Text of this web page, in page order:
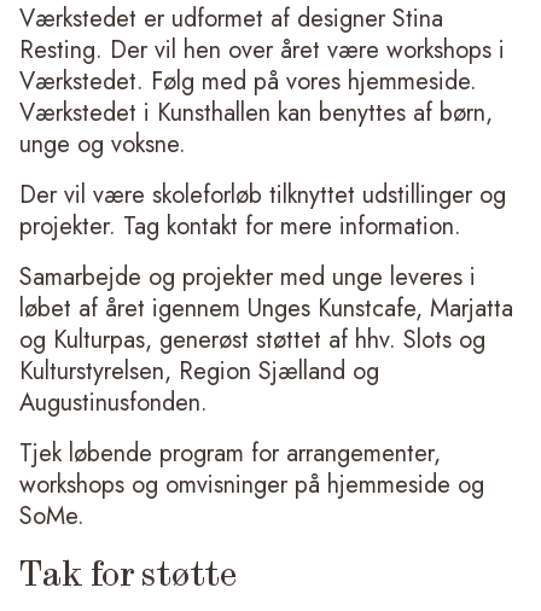
Værkstedet er udformet af designer Stina
Resting. Der vil hen over året være workshops i
Værkstedet. Følg med på vores hjemmeside.
Værkstedet i Kunsthallen kan benyttes af børn,
unge og voksne.
Der vil være skoleforløb tilknyttet udstillinger og
projekter. Tag kontakt for mere information.
Samarbejde og projekter med unge leveres i
løbet af året igennem Unges Kunstcafe, Marjatta
og Kulturpas, generøst støttet af hhv. Slots og
Kulturstyrelsen, Region Sjælland og
Augustinusfonden.
Tjek løbende program for arrangementer,
workshops og omvisninger på hjemmeside og
SoMe.
Tak for støtte